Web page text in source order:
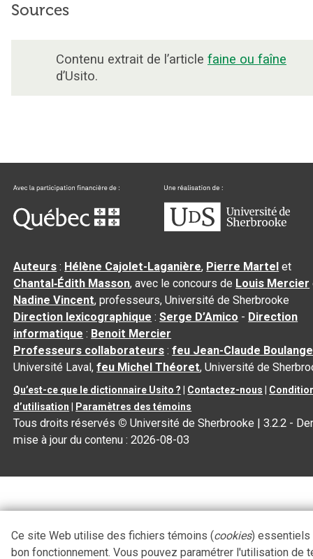
Sources
Contenu extrait de l’article faine ou faîne
d’Usito.
Auteurs : Hélène Cajolet-Laganière, Pierre Martel et
Chantal‑Édith Masson, avec le concours de Louis Mercier
Nadine Vincent, professeurs, Université de Sherbrooke
Direction lexicographique :Serge D’Amico - Direction
informatique : Benoit Mercier
Professeurs collaborateurs :feu Jean-Claude
Université Laval,feu Michel Théoret, Université de
Qu’est-ce que le dictionnaire Usito ? Contactez-nous
d’utilisation
Paramètres des témoins
Tous droits réservés © Université de Sherbrooke |3.2.2 -
mise à jour du contenu :2026-08-03
Ce site Web utilise des fichiers témoins (cookies) essentiels
bon fonctionnement. Vous pouvez paramétrer l'utilisation de